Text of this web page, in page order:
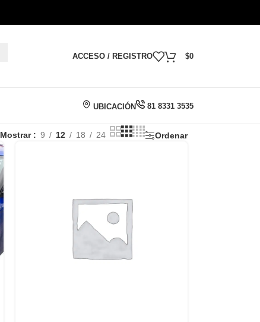
ACCESO / REGISTRO $0
UBICACIÓN 81 8331 3535
Mostrar 9 12 18 24 Ordenar